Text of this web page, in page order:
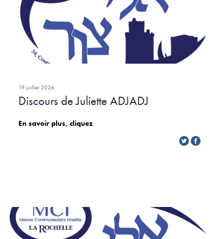
19 juillet 2026
Discours de Juliette ADJADJ
En savoir plus, cliquez